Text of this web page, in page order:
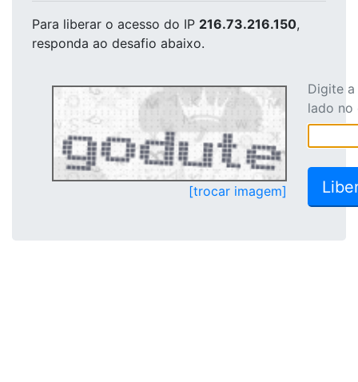
Para liberar o acesso do IP 216.73.216.150,
responda ao desafio abaixo.
[trocar imagem]
Digite
lado no